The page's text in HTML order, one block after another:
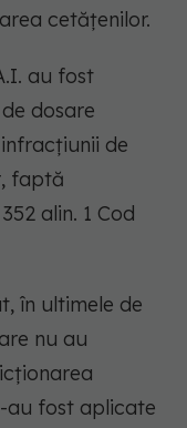
cetățenilor.
au fost
dosare
de
, faptă
alin. 1 Cod
în ultimele de
nu au
au fost aplicate